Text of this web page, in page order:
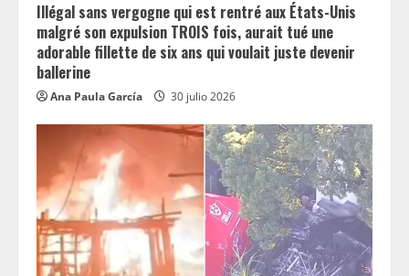
Illégal sans vergogne qui est rentré aux États-Unis
malgré son expulsion TROIS fois, aurait tué une
adorable fillette de six ans qui voulait juste devenir
ballerine
Ana Paula García 30 julio 2026